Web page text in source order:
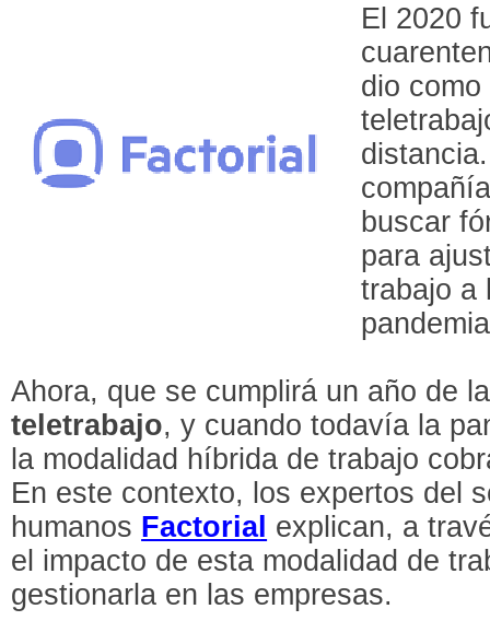
El 2020
dio
buscar
para
trabajo a
Ahora, que se cumplirá un año de
teletrabajo, y cuando todavía la
la modalidad híbrida de trabajo
En este contexto, los expertos del
humanos Factorial explican, a
el impacto de esta modalidad de
gestionarla en las empresas.